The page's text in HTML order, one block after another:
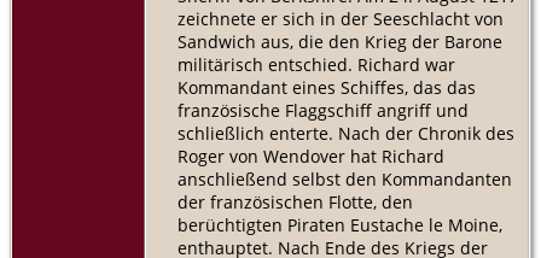
zeichnete er sich in der Seeschlacht von
Sandwich aus, die den Krieg der Barone
militärisch entschied. Richard war
Kommandant eines Schiffes, das das
französische Flaggschiff angriff und
schließlich enterte. Nach der Chronik des
Roger von Wendover hat Richard
anschließend selbst den Kommandanten
der französischen Flotte, den
berüchtigten Piraten Eustache le Moine,
enthauptet. Nach Ende des Kriegs der